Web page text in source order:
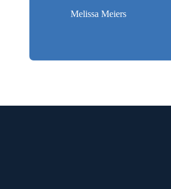
Melissa Meiers